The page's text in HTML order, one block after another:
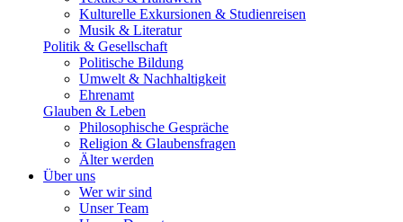
Kulturelle Exkursionen & Studienreisen
Musik & Literatur
Politik & Gesellschaft
Politische Bildung
Umwelt & Nachhaltigkeit
Ehrenamt
Glauben & Leben
Philosophische Gespräche
Religion & Glaubensfragen
Älter werden
Über uns
Wer wir sind
Unser Team